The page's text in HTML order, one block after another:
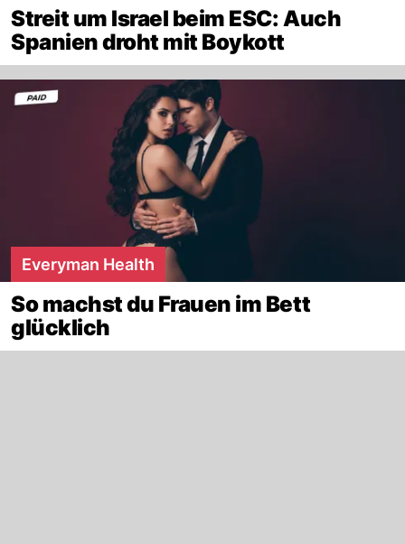
Streit um Israel beim ESC: Auch
Spanien droht mit Boykott
Everyman Health
So machst du Frauen im Bett
glücklich